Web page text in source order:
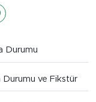
Durumu
Durumu ve Fikstür